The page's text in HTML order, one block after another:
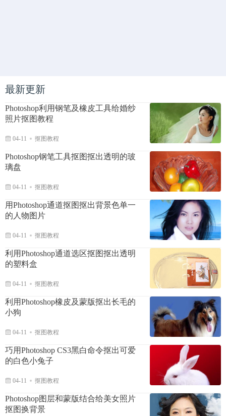
最新更新
Photoshop利用钢笔及橡皮工具给婚纱
照片抠图教程
04-11 抠图教程
Photoshop钢笔工具抠图抠出透明的玻
璃盘
04-11 抠图教程
用Photoshop通道抠图抠出背景色单一
的人物图片
04-11 抠图教程
利用Photoshop通道选区抠图抠出透明
的塑料盒
04-11 抠图教程
利用Photoshop橡皮及蒙版抠出长毛的
小狗
04-11 抠图教程
巧用Photoshop CS3黑白命令抠出可爱
的白色小兔子
04-11 抠图教程
Photoshop图层和蒙版结合给美女照片
抠图换背景